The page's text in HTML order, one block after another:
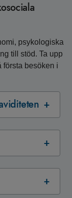
psykologiska
till stöd. Ta upp
första besöken i